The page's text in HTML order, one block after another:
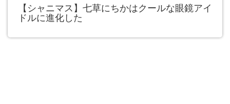
【シャニマス】七草にちかはクールな眼鏡アイ
ドルに進化した